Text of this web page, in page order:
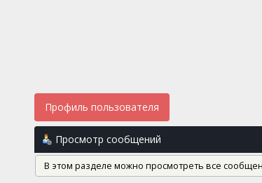
Профиль пользователя
Просмотр сообщений
В этом разделе можно просмотреть все